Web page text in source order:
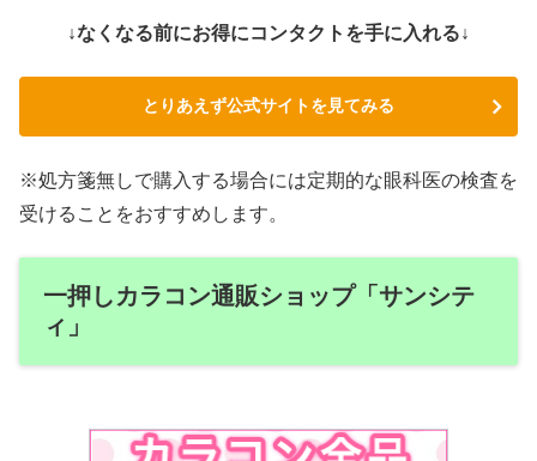
↓なくなる前にお得にコンタクトを手に入れる↓
とりあえず公式サイトを見てみる
※処方箋無しで購入する場合には定期的な眼科医の検査を
受けることをおすすめします。
一押しカラコン通販ショップ「サンシテ
ィ」